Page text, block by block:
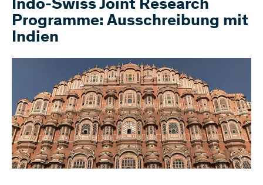
Indo-Swiss Joint Research
Programme: Ausschreibung mit
Indien